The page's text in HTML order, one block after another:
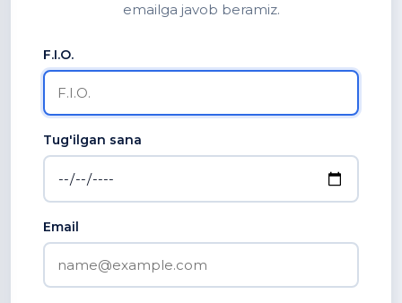
emailga javob beramiz.
F.I.O.
Tug'ilgan sana
Email